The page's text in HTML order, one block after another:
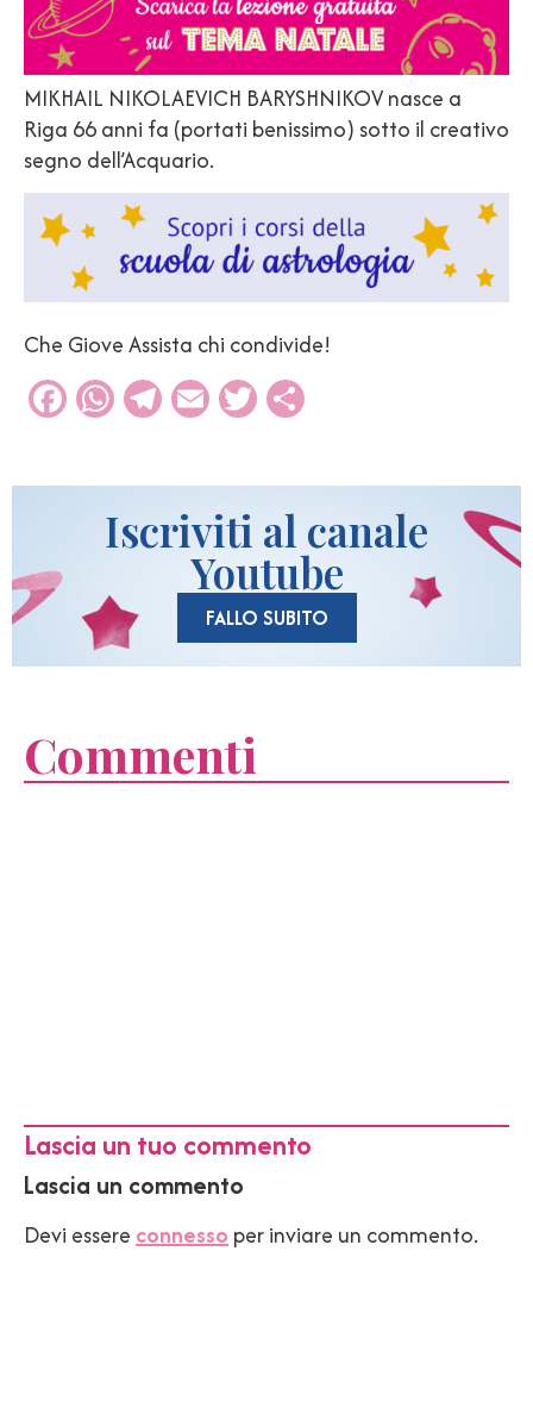
MIKHAIL NIKOLAEVICH BARYSHNIKOV nasce a
Riga 66 anni fa (portati benissimo) sotto il creativo
segno dell’Acquario.
Che Giove Assista chi condivide!
Facebook
WhatsApp
Telegram
EmailTwitter
Iscriviti al canale
Youtube
FALLO SUBITO
Commenti
Lascia un tuo commento
Lascia un commento
Devi essere connesso per inviare un commento.